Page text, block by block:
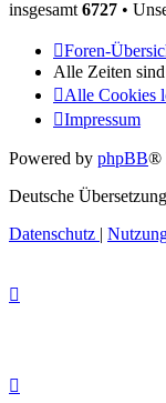
insgesamt 6727 •
Foren-
Alle Zeiten sind
Alle Cookies
Impressum
Powered by phpBB®
Deutsche
Datenschutz |